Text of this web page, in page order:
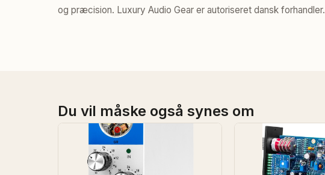
og præcision. Luxury Audio Gear er autoriseret dansk forhandler.
Du vil måske også synes om